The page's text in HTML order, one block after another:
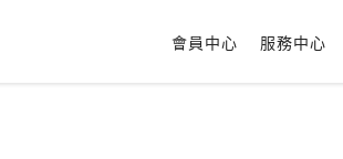
會員中心 服務中心